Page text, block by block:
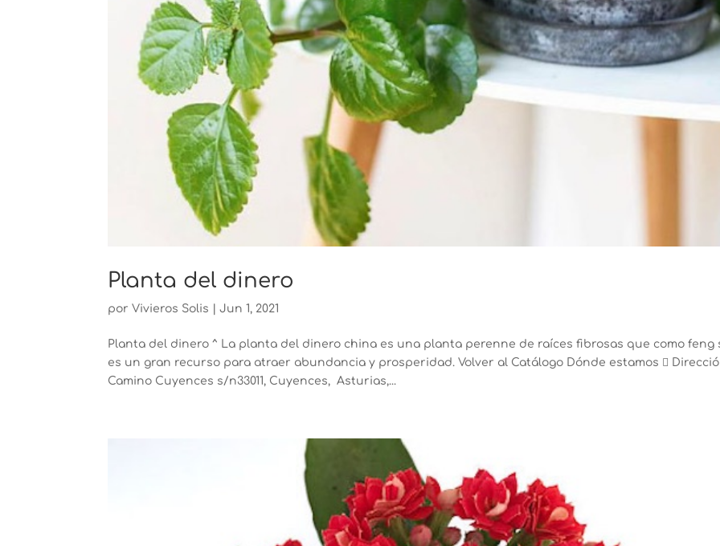
Planta del dinero
porVivieros Solis |Jun 1, 2021
Planta del dinero ^ La planta del dinero china es una planta perenne de raíces fibrosas que como feng
es un gran recurso para atraer abundancia y prosperidad. Volver al Catálogo Dónde estamos 
Camino Cuyences s/n33011, Cuyences, Asturias,...